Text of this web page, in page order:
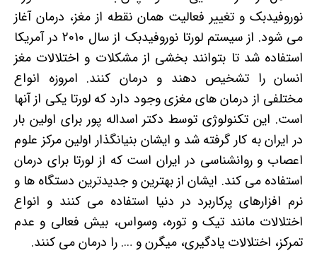
نوروفیدبک و تغییر فعالیت همان نقطه از مغز، درمان آغاز
می شود. از سیستم لورتا نوروفیدبک از سال 2010 در آمریکا
استفاده شد تا بتوانند بخشی از مشکلات و اختلالات مغز
انسان را تشخیص دهند و درمان کنند. امروزه انواع
مختلفی از درمان های مغزی وجود دارد که لورتا یکی از آنها
است. این تکنولوژی توسط دکتر اسداله پور برای اولین بار
در ایران به کار گرفته شد و ایشان بنیانگذار اولین مرکز علوم
اعصاب و روانشناسی در ایران است که از لورتا برای درمان
استفاده می کند. ایشان از بهترین و جدیدترین دستگاه ها و
نرم افزارهای پرکاربرد در دنیا استفاده می کنند و انواع
اختلالات مانند تیک و توره، وسواس، بیش فعالی و عدم
تمرکز، اختلالات یادگیری، میگرن و …. را درمان می کنند.